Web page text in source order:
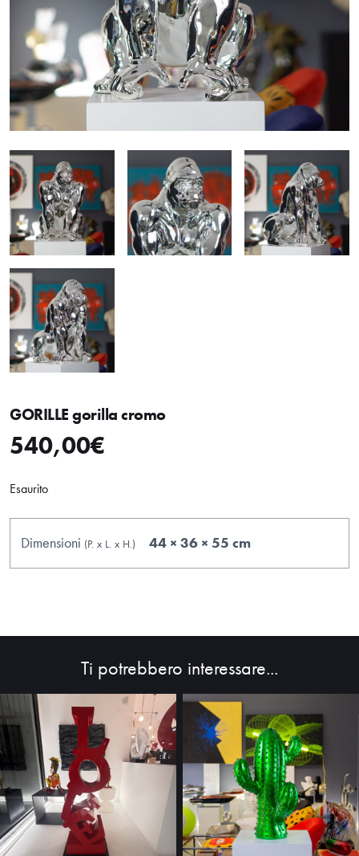
HOME
ABOUT
SHOP
GORILLE gorilla cromo
540,00€
Esaurito
Dimensioni (P. x L. x H.) 44 × 36 × 55 cm
Ti potrebbero interessare...